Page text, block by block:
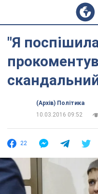
"Я
(Архів) Політика
10.03.2016 09:52
22